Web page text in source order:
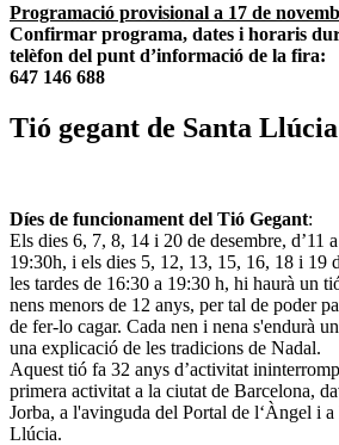
Programació provisional a 17 de
Confirmar programa, dates i horaris
telèfon del punt d’informació de la fira:
647 146 688
Tió gegant de Santa Llúcia
Díes de funcionament del Tió Gegant:
Els dies 6, 7, 8, 14 i 20 de desembre, d’11
19:30h, i els dies 5, 12, 13, 15, 16, 18 i 19
les tardes de 16:30 a 19:30 h, hi haurà un
nens menors de 12 anys, per tal de poder
de fer-lo cagar. Cada nen i nena s'endurà
una explicació de les tradicions de Nadal.
Aquest tió fa 32 anys d’activitat
primera activitat a la ciutat de Barcelona,
Jorba, a l'avinguda del Portal de l‘Àngel i a
Llúcia.